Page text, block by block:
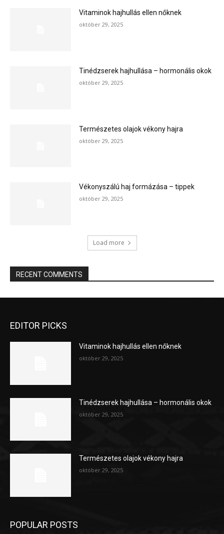
Vitaminok hajhullás ellen nőknek
október 29, 2025
Tinédzserek hajhullása – hormonális okok
október 29, 2025
Természetes olajok vékony hajra
október 29, 2025
Vékonyszálú haj formázása – tippek
október 29, 2025
Load more
RECENT COMMENTS
EDITOR PICKS
Vitaminok hajhullás ellen nőknek
október 29, 2025
Tinédzserek hajhullása – hormonális okok
október 29, 2025
Természetes olajok vékony hajra
október 29, 2025
POPULAR POSTS